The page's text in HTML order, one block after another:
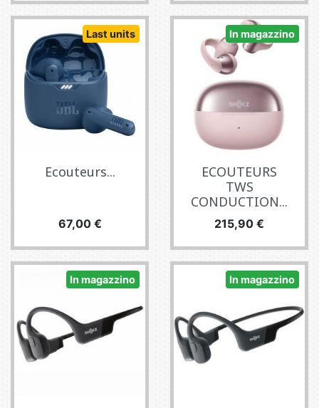
Last units
Ecouteurs...
Prezzo
67,00 €
In magazzino
ECOUTEURS
TWS
CONDUCTION...
Prezzo
215,90 €
In magazzino In magazzino